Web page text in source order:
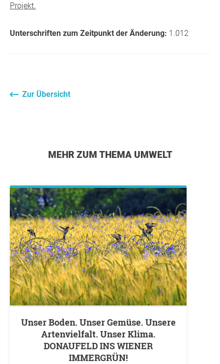
Projekt.
Unterschriften zum Zeitpunkt der Änderung: 1.012
Zur Übersicht
MEHR ZUM THEMA UMWELT
Unser Boden. Unser Gemüse. Unsere
Artenvielfalt. Unser Klima.
DONAUFELD INS WIENER
IMMERGRÜN!